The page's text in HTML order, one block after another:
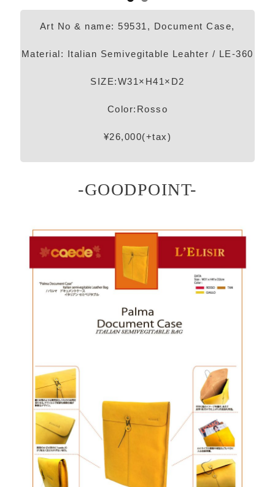
Art No & name: 59531, Document Case,
Material: Italian Semivegitable Leahter / LE-360
SIZE:W31×H41×D2
Color:Rosso
¥26,000(+tax)
-GOODPOINT-